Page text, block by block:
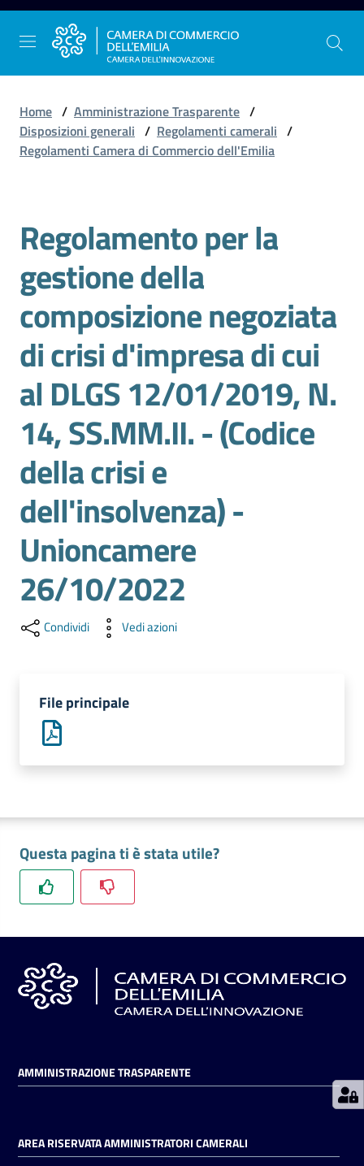
Vai al contenuto
Vai alla navigazione
Vai al footer
Gestire
l'impresa
Promuovere
l'impresa
e
il
territorio
Tutelare
l'Impresa
e
il
Consumatore
L'impresa
on line
Seguici
Home / Amministrazione Trasparente /
Disposizioni generali / Regolamenti camerali /
Regolamenti Camera di Commercio dell'Emilia
Regolamento per la
gestione della
composizione negoziata
di crisi d'impresa di cui
al DLGS 12/01/2019, N.
14, SS.MM.II. - (Codice
della crisi e
dell'insolvenza) -
Unioncamere
26/10/2022
Condividi Vedi azioni
File principale
Questa pagina ti è stata utile?
AMMINISTRAZIONE TRASPARENTE
AREA RISERVATA AMMINISTRATORI CAMERALI